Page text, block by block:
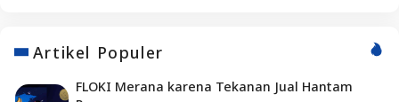
Artikel Populer
FLOKI Merana karena Tekanan Jual Hantam